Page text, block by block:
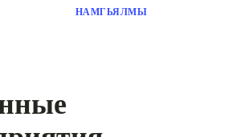
НАМГЬЯЛМЫ